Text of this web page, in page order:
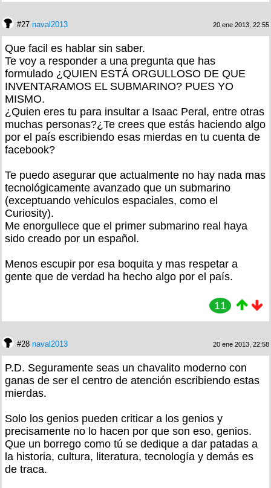
#27 naval2013 20 ene 2013, 22:55
Que facil es hablar sin saber.
Te voy a responder a una pregunta que has
formulado ¿QUIEN ESTÁ ORGULLOSO DE QUE
INVENTARAMOS EL SUBMARINO? PUES YO
MISMO.
¿Quien eres tu para insultar a Isaac Peral, entre otras
muchas personas?¿Te crees que estás haciendo algo
por el país escribiendo esas mierdas en tu cuenta de
facebook?
Te puedo asegurar que actualmente no hay nada mas
tecnológicamente avanzado que un submarino
(exceptuando vehiculos espaciales, como el
Curiosity).
Me enorgullece que el primer submarino real haya
sido creado por un español.
Menos escupir por esa boquita y mas respetar a
gente que de verdad ha hecho algo por el país.
11
#28 naval2013 20 ene 2013, 22:58
P.D. Seguramente seas un chavalito moderno con
ganas de ser el centro de atención escribiendo estas
mierdas.
Solo los genios pueden criticar a los genios y
precisamente no lo hacen por que son eso, genios.
Que un borrego como tú se dedique a dar patadas a
la historia, cultura, literatura, tecnología y demás es
de traca.